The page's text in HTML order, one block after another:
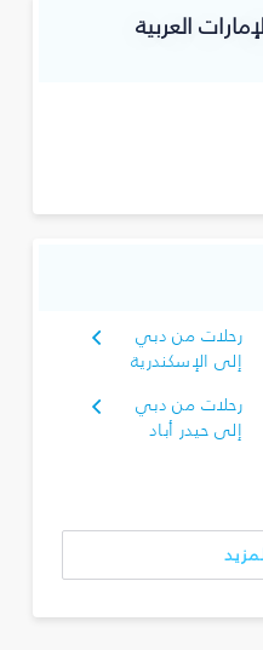
العربية
رحلات من دبي
إلى الإسكندرية
رحلات من دبي
إلى حيدر أباد